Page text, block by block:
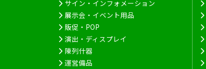
サイン・インフォメーション
展示会・イベント用品
販促・POP
演出・ディスプレイ
陳列什器
運営備品